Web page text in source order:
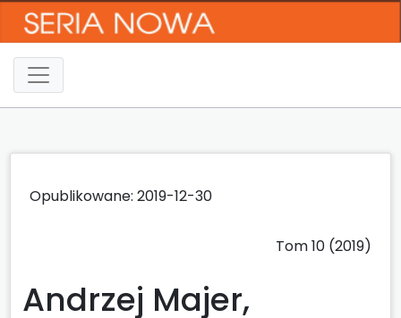
Opublikowane: 2019-12-30
Tom 10 (2019)
Andrzej Majer,